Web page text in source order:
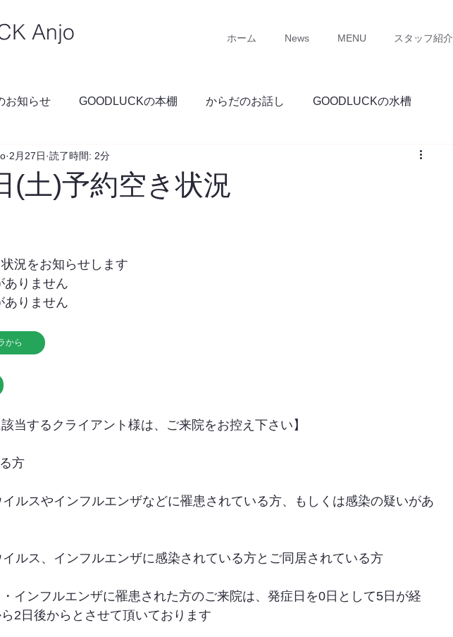
ホーム News MENU スタッフ紹介
Anjo
お知らせ GOODLUCKの本棚 からだのお話し GOODLUCKの水槽
況 GOODLUCKブログ
(土)予約空き状況
2月27日 読了時間: 2分
況をお知らせします
ありません
ありません
から
該当するクライアント様は、ご来院をお控え下さい】
方
ルスやインフルエンザなどに罹患されている方、もしくは感染の疑いがあ
ルス、インフルエンザに感染されている方とご同居されている方
インフルエンザに罹患された方のご来院は、発症日を0日として5日が経
2日後からとさせて頂いております